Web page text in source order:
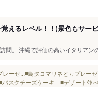
えるレベル！！(景色もサー
問。 沖縄で評価の高いイタリアン
レーゼ...■島タコマリネとカプレ
スクチーズケーキ ■デザート並